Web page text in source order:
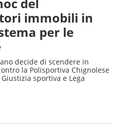
immobili in
per le
decide di scendere in
la Polisportiva Chignolese
sportiva e Lega